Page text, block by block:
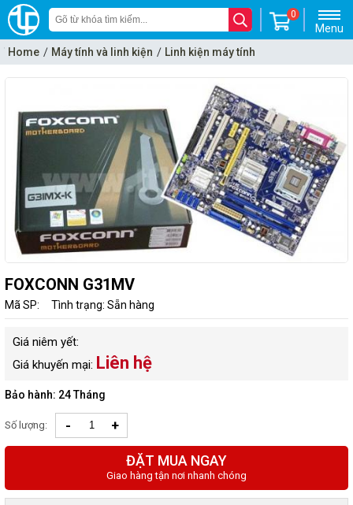
Menu
0
Home Máy tính và linh kiện
Linh kiện máy tính
Mainboard - Bo mạch chủ
FOXCONN G31MV
Mã SP: Tình trạng: Sẵn hàng
Giá niêm yết:
Giá khuyến mại: Liên hệ
Bảo hành: 24 Tháng
Số lượng: - +
ĐẶT MUA NGAY
Giao hàng tận nơi nhanh chóng